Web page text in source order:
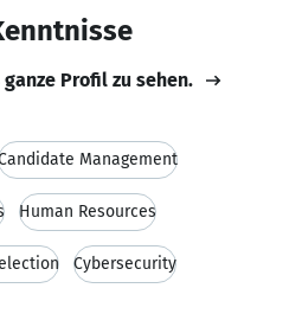
Profil zu sehen.
Management
Human Resources
Cybersecurity